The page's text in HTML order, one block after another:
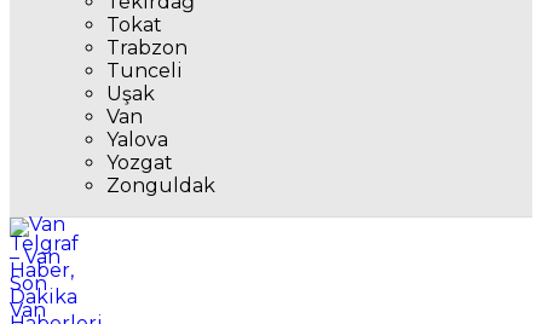
Tokat
Trabzon
Tunceli
Uşak
Van
Yalova
Yozgat
Zonguldak